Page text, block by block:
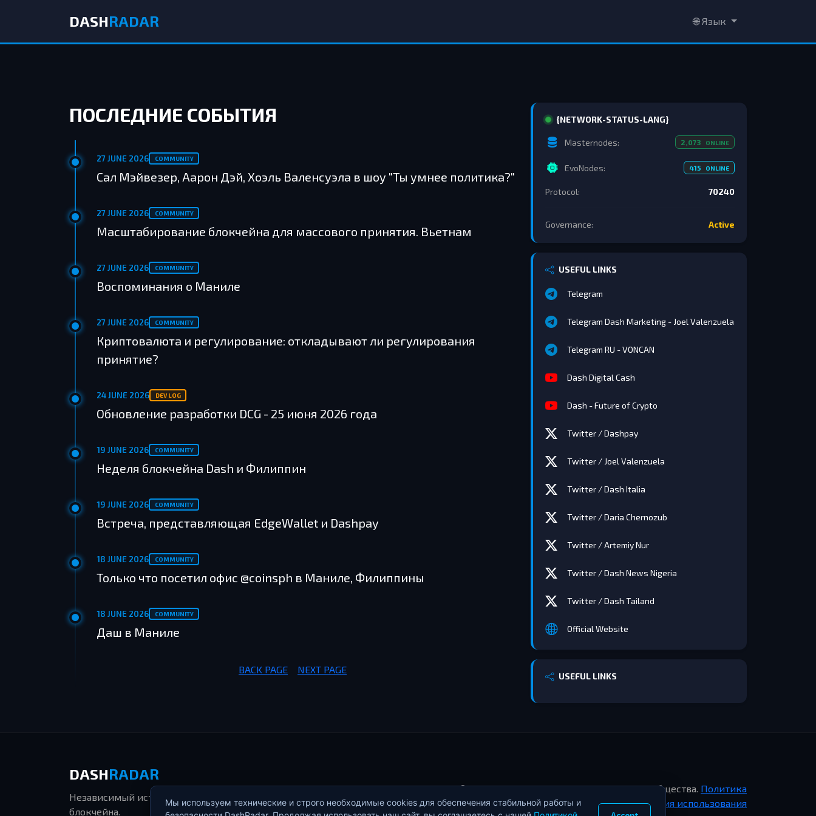
DASHRADAR 🌐 Язык
ПОСЛЕДНИЕ СОБЫТИЯ
27 JUNE 2026 COMMUNITY
Сал Мэйвезер, Аарон Дэй, Хоэль Валенсуэла в шоу "Ты умнее политика?"
27 JUNE 2026 COMMUNITY
Масштабирование блокчейна для массового принятия. Вьетнам
27 JUNE 2026 COMMUNITY
Воспоминания о Маниле
27 JUNE 2026 COMMUNITY
Криптовалюта и регулирование: откладывают ли регулирования
принятие?
24 JUNE 2026 DEV LOG
Обновление разработки DCG - 25 июня 2026 года
19 JUNE 2026 COMMUNITY
Неделя блокчейна Dash и Филиппин
19 JUNE 2026 COMMUNITY
Встреча, представляющая EdgeWallet и Dashpay
18 JUNE 2026 COMMUNITY
Только что посетил офис @coinsph в Маниле, Филиппины
18 JUNE 2026 COMMUNITY
Даш в Маниле
BACK PAGE NEXT PAGE
{NETWORK-STATUS-LANG}
Masternodes: 2,073 ONLINE
EvoNodes: 415 ONLINE
Protocol: 70240
Governance: Active
USEFUL LINKS
Telegram
Telegram Dash Marketing - Joel Valenzuela
Telegram RU - VONCAN
Dash Digital Cash
Dash - Future of Crypto
Twitter / Dashpay
Twitter / Joel Valenzuela
Twitter / Dash Italia
Twitter / Daria Chernozub
Twitter / Artemiy Nur
Twitter / Dash News Nigeria
Twitter / Dash Tailand
Official Website
USEFUL LINKS
DASHRADAR
Независимый источник обновлений экосистемы Dash и событий
блокчейна.
© 2026 Проект DashRadar. Создано для сообщества. Политика
конфиденциальности-Условия использования
Мы используем технические и строго необходимые cookies для обеспечения стабильной работы и